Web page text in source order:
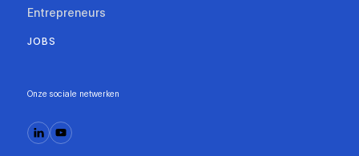
Entrepreneurs
JOBS
Onze sociale netwerken